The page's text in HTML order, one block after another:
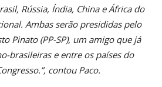
Rússia, Índia, China e África do
Ambas serão presididas pelo
Pinato (PP-SP), um amigo que já
brasileiras e entre os países do
contou Paco.